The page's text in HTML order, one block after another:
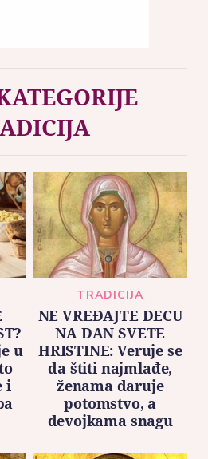
u
i
TRADICIJA
NE VREĐAJTE DECU
NA DAN SVETE
HRISTINE: Veruje se
da štiti najmlađe,
ženama daruje
potomstvo, a
devojkama snagu